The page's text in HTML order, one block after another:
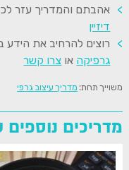
אהבתם והמדריך עזר
דיזיין
רוצים להרחיב את הידע
גרפיקה או צרו קשר
משוייך תחת: מדריך עיצוב גרפי
מדריכים נוספים